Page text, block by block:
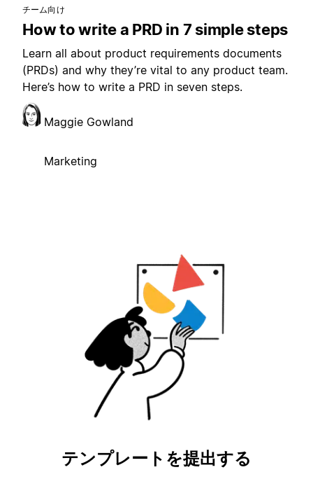
チーム向け
How to write a PRD in 7 simple steps
Learn all about product requirements documents
(PRDs) and why they’re vital to any product team.
Here’s how to write a PRD in seven steps.
Maggie Gowland
Marketing
テンプレートを提出する